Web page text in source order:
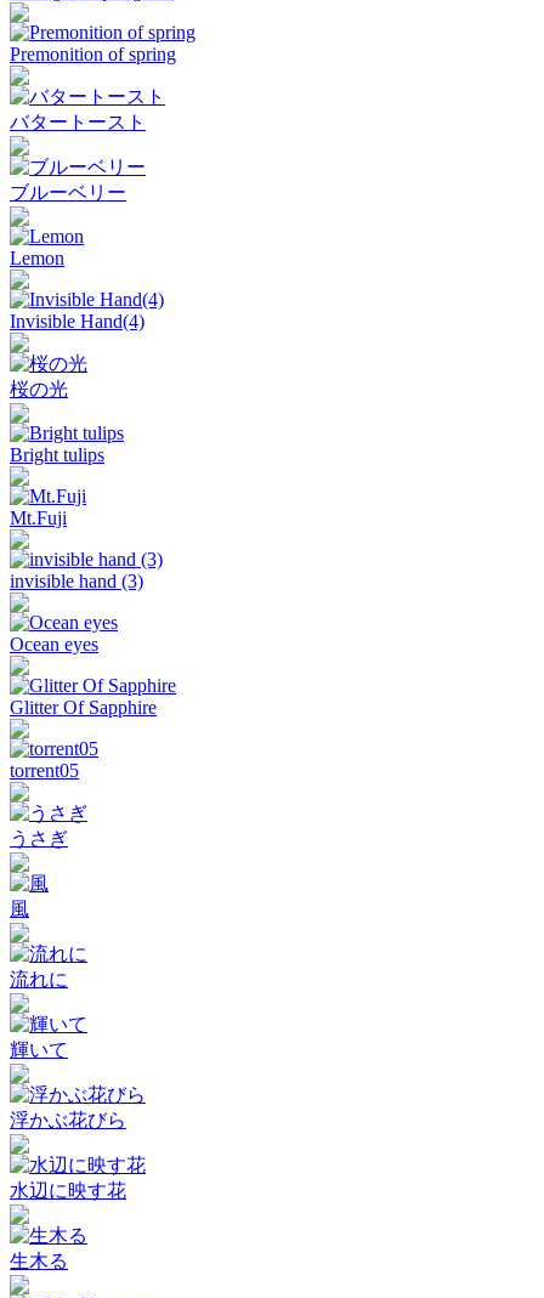
Premonition of spring
バタートースト
ブルーベリー
Lemon
Invisible Hand(4)
桜の光
Bright tulips
Mt.Fuji
invisible hand (3)
Ocean eyes
Glitter Of Sapphire
torrent05
うさぎ
風
流れに
輝いて
浮かぶ花びら
水辺に映す花
生木る